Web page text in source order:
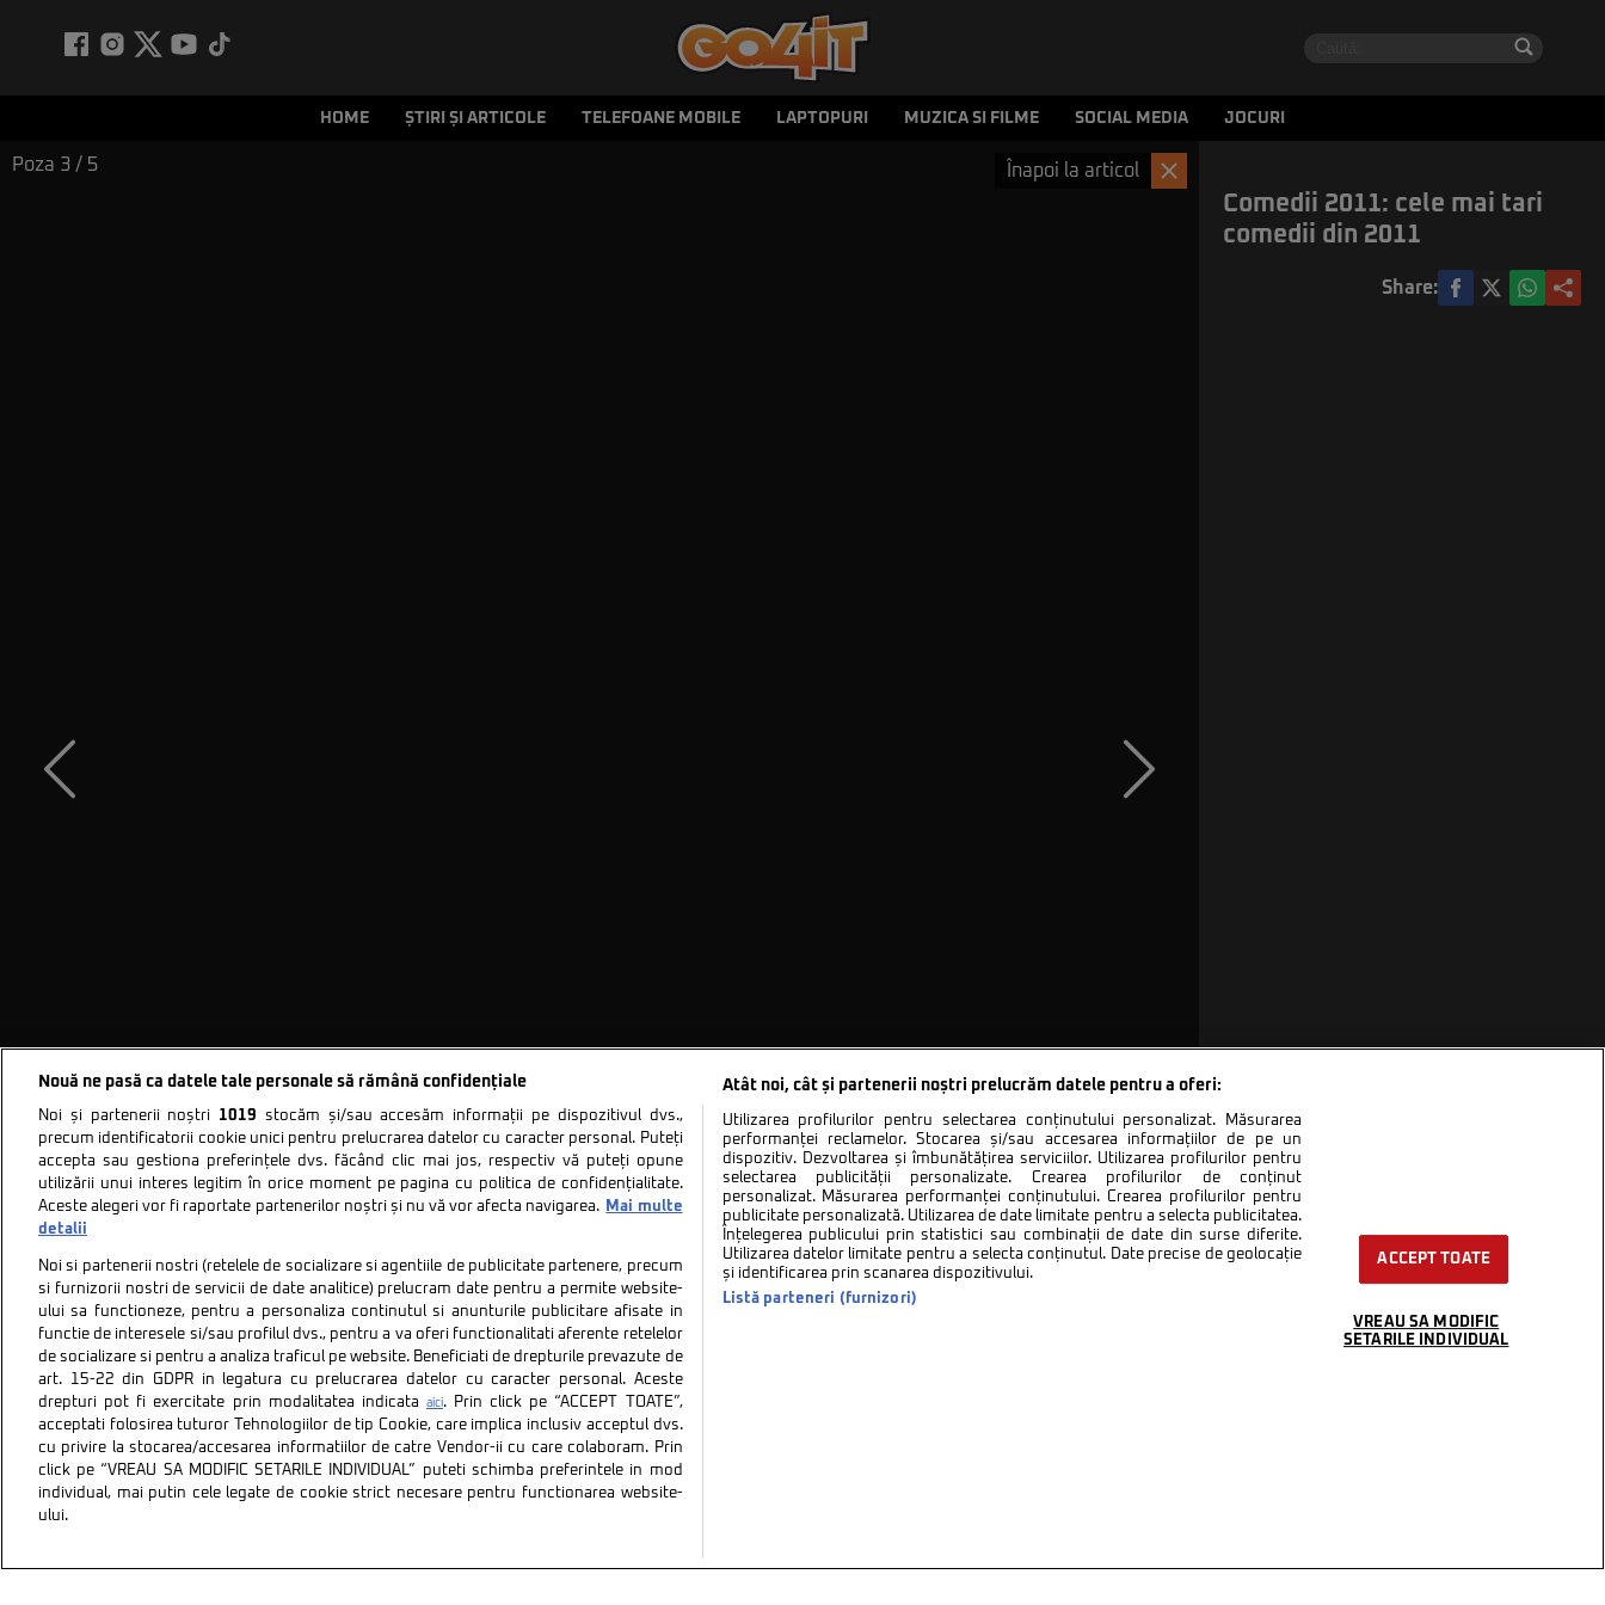
HOME ȘTIRI ȘI ARTICOLE TELEFOANE MOBILE LAPTOPURI MUZICA SI FILME SOCIAL MEDIA JOCURI
Poza 3 / 5 Înapoi la articol
Comedii 2011: cele mai tari
comedii din 2011
Share:
Politica de confidentialitate Politica de cookies
Nouă ne pasă ca datele tale personale să rămână confidențiale
Noi și partenerii noștri 1019 stocăm și/sau accesăm informații pe dispozitivul dvs.,
precum identificatorii cookie unici pentru prelucrarea datelor cu caracter personal. Puteți
accepta sau gestiona preferințele dvs. făcând clic mai jos, respectiv vă puteți opune
utilizării unui interes legitim în orice moment pe pagina cu politica de confidențialitate.
Aceste alegeri vor fi raportate partenerilor noștri și nu vă vor afecta navigarea.
Mai multe
detalii
Noi si partenerii nostri (retelele de socializare si agentiile de publicitate partenere, precum
si furnizorii nostri de servicii de date analitice) prelucram date pentru a permite website-
ului sa functioneze, pentru a personaliza continutul si anunturile publicitare afisate in
functie de interesele si/sau profilul dvs., pentru a va oferi functionalitati aferente retelelor
de socializare si pentru a analiza traficul pe website. Beneficiati de drepturile prevazute de
art. 15-22 din GDPR in legatura cu prelucrarea datelor cu caracter personal. Aceste
drepturi pot fi exercitate prin modalitatea indicata
aici. Prin click pe “ACCEPT TOATE”,
acceptati folosirea tuturor Tehnologiilor de tip Cookie, care implica inclusiv acceptul dvs.
cu privire la stocarea/accesarea informatiilor de catre Vendor-ii cu care colaboram. Prin
click pe “VREAU SA MODIFIC SETARILE INDIVIDUAL” puteti schimba preferintele in mod
individual, mai putin cele legate de cookie strict necesare pentru functionarea website-
ului.
Atât noi, cât și partenerii noștri prelucrăm datele pentru a oferi:
Utilizarea profilurilor pentru selectarea conținutului personalizat. Măsurarea
performanței reclamelor. Stocarea și/sau accesarea informațiilor de pe un
dispozitiv. Dezvoltarea și îmbunătățirea serviciilor. Utilizarea profilurilor pentru
selectarea publicității personalizate. Crearea profilurilor de conținut
personalizat. Măsurarea performanței conținutului. Crearea profilurilor pentru
publicitate personalizată. Utilizarea de date limitate pentru a selecta publicitatea.
Înțelegerea publicului prin statistici sau combinații de date din surse diferite.
Utilizarea datelor limitate pentru a selecta conținutul. Date precise de geolocație
și identificarea prin scanarea dispozitivului.
Listă parteneri (furnizori)
ACCEPT TOATE
VREAU SA MODIFIC
SETARILE INDIVIDUAL